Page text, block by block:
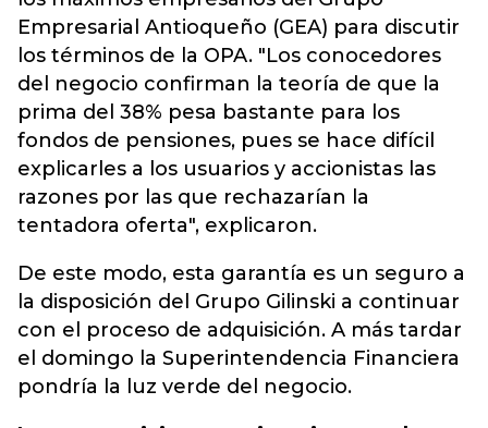
Empresarial Antioqueño (GEA) para discutir
los términos de la OPA. "Los conocedores
del negocio confirman la teoría de que la
prima del 38% pesa bastante para los
fondos de pensiones, pues se hace difícil
explicarles a los usuarios y accionistas las
razones por las que rechazarían la
tentadora oferta", explicaron.
De este modo, esta garantía es un seguro a
la disposición del Grupo Gilinski a continuar
con el proceso de adquisición. A más tardar
el domingo la Superintendencia Financiera
pondría la luz verde del negocio.